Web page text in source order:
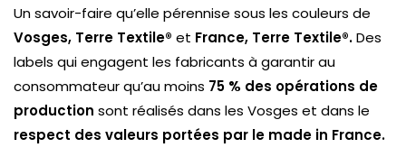
Un savoir-faire qu’elle pérennise sous les couleurs de
Vosges, Terre Textile® et France, Terre Textile®.Des
labels qui engagent les fabricants à garantir au
consommateur qu’au moins 75 % des opérations de
production sont réalisés dans les Vosges et dans le
respect des valeurs portées par le made in France.